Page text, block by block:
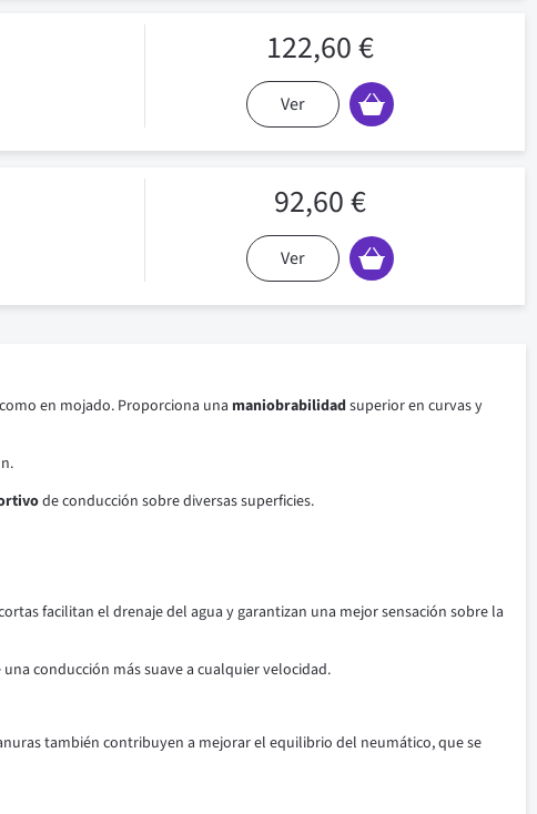
122,60 €
Ver
92,60 €
Ver
en mojado. Proporciona una maniobrabilidad superior en curvas y
de conducción sobre diversas superficies.
facilitan el drenaje del agua y garantizan una mejor sensación sobre la
una conducción más suave a cualquier velocidad.
también contribuyen a mejorar el equilibrio del neumático, que se